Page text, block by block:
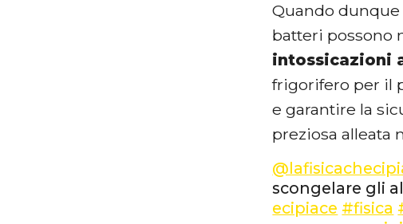
Quando dunque
batteri possono
intossicazioni
frigorifero per il
e garantire la
preziosa alleata
scongelare gli
ecipiace #fisica